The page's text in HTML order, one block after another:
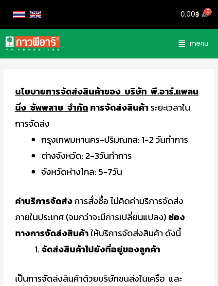
0.00฿
menu
นโยบายการจัดส่งสินค้าของ บริษัท พี.อาร์.แพลน
นิ่ง ซัพพลาย จำกัดการจัดส่งสินค้าระยะเวลาใน
การจัดส่ง
กรุงเทพมหานคร-ปริมณฑล: 1-2 วันทำการ
ต่างจังหวัด: 2-3วันทำการ
จังหวัดห่างไกล: 5-7วัน
ค่าบริการจัดส่งการสั่งซื้อ ไม่คิดค่าบริการจัดส่ง
ภายในประเทศ (จนกว่าจะมีการเปลี่ยนแปลง)ช่อง
ทางการจัดส่งสินค้าให้บริการจัดส่งสินค้า ดังนี้
จัดส่งสินค้าไปยังที่อยู่ของลูกค้า
เป็นการจัดส่งสินค้าด้วยบริษัทขนส่งในเครือ และ